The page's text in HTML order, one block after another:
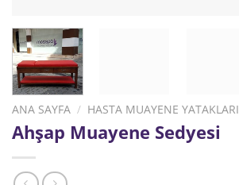
ANA SAYFA / HASTA MUAYENE YATAKLARI
Ahşap Muayene Sedyesi